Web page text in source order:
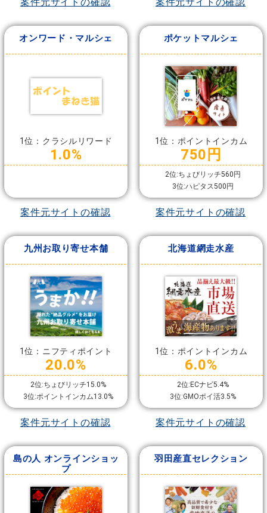
オンワード・マルシェ
1位：クラシルリワード
1.0%
案件元サイトの確認
ポケットマルシェ
1位：ポイントインカム
750円
2位:ちょびリッチ560円
3位:ハピタス500円
案件元サイトの確認
九州お取り寄せ本舗
1位：ニフティポイント
20.0%
2位:ちょびリッチ15.0%
3位:ポイントインカム13.0%
案件元サイトの確認
北海道網走水産
1位：ポイントインカム
6.0%
2位:ECナビ5.4%
3位:GMOポイ活3.5%
案件元サイトの確認
島の人 オンラインショッ
プ
羽田産直セレクション